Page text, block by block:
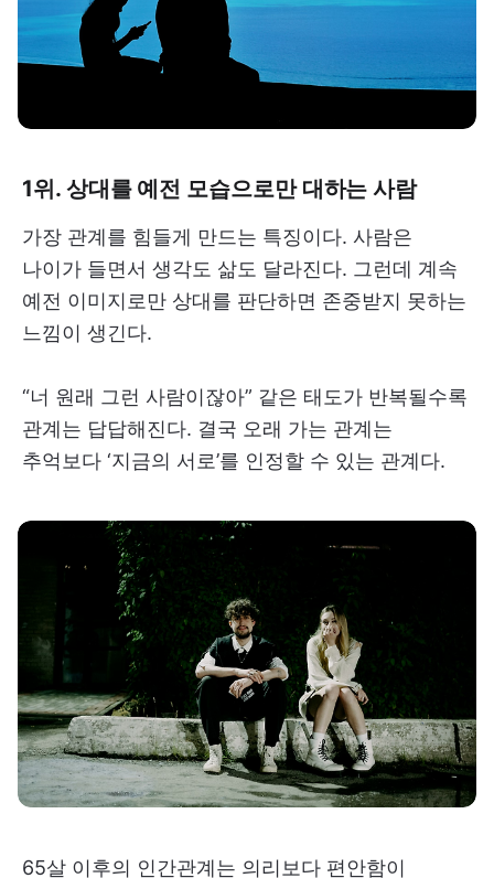
1위. 상대를 예전 모습으로만 대하는 사람
가장 관계를 힘들게 만드는 특징이다. 사람은
나이가 들면서 생각도 삶도 달라진다. 그런데 계속
예전 이미지로만 상대를 판단하면 존중받지 못하는
느낌이 생긴다.
“너 원래 그런 사람이잖아” 같은 태도가 반복될수록
관계는 답답해진다. 결국 오래 가는 관계는
추억보다 ‘지금의 서로’를 인정할 수 있는 관계다.
65살 이후의 인간관계는 의리보다 편안함이